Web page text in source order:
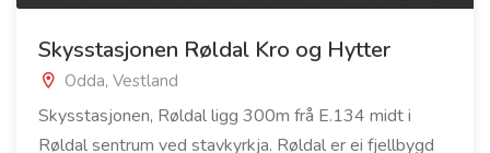
Skysstasjonen Røldal Kro og Hytter
Odda, Vestland
Skysstasjonen, Røldal ligg 300m frå E.134 midt i
Røldal sentrum ved stavkyrkja. Røldal er ei fjellbygd